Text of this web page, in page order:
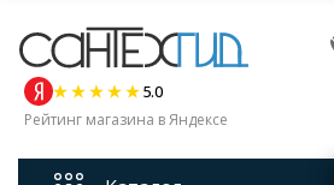
5.0
Рейтинг магазина в Яндексе